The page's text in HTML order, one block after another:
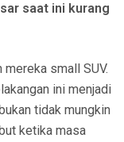
saat ini kurang
small SUV.
ini menjadi
tidak mungkin
ketika masa